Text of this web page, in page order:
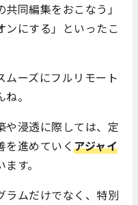
同編集をおこなう」
ンにする」といったこ
ムーズにフルリモート
。
や浸透に際しては、定
進めていくアジャイ
す。
ラムだけでなく、特別